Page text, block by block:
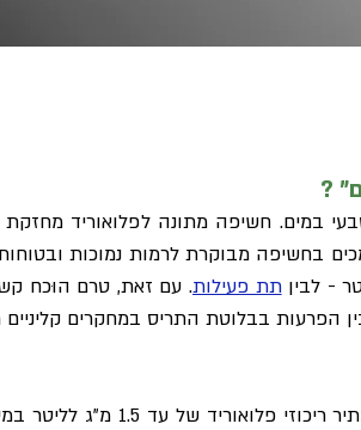
?
במים. חשיפה מתונה לפלואוריד
בחשיפה מבוקרת לרמות נמוכות
תת פעילות. עם זאת, טרם הוּכח
נכון לשנת 2026, משרד